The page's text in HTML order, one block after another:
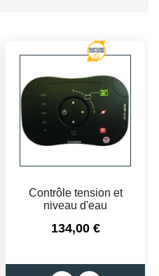
Contrôle tension et
niveau d'eau
Prix
134,00 €